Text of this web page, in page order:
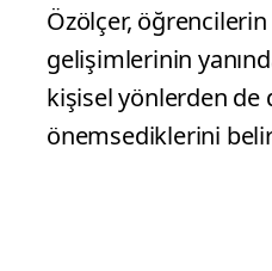
Özölçer,
gelişimlerinin
kişisel yönlerden de
önemsediklerini